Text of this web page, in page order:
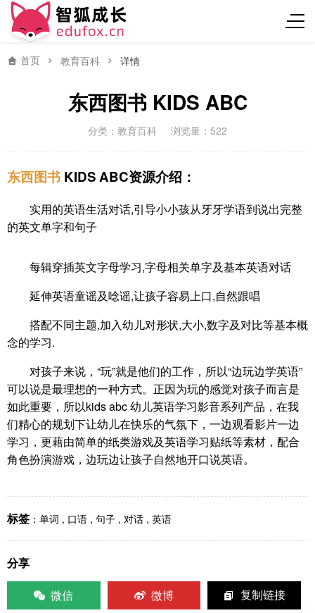
首页 教育百科 详情
东西图书 KIDS ABC
分类： 教育百科 浏览量：522
东西图书 KIDS ABC资源介绍：
实用的英语生活对话,引导小小孩从牙牙学语到说出完整
的英文单字和句子
每辑穿插英文字母学习,字母相关单字及基本英语对话
延伸英语童谣及唸谣,让孩子容易上口,自然跟唱
搭配不同主题,加入幼儿对形状,大小,数字及对比等基本概
念的学习.
对孩子来说，“玩”就是他们的工作，所以“边玩边学英语”
可以说是最理想的一种方式。正因为玩的感觉对孩子而言是
如此重要，所以kids abc 幼儿英语学习影音系列产品，在我
们精心的规划下让幼儿在快乐的气氛下，一边观看影片一边
学习，更藉由简单的纸类游戏及英语学习贴纸等素材，配合
角色扮演游戏，边玩边让孩子自然地开口说英语。
标签 ： 单词 , 口语 , 句子 , 对话 , 英语
分享
微信
微博 复制链接